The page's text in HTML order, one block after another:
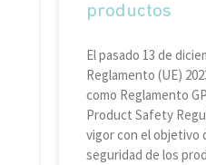
productos
El pasado 13 de
Reglamento (UE)
como Reglamento
Product Safety
vigor con el objetivo
seguridad de los